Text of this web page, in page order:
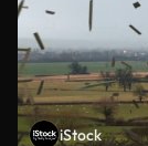
iStock